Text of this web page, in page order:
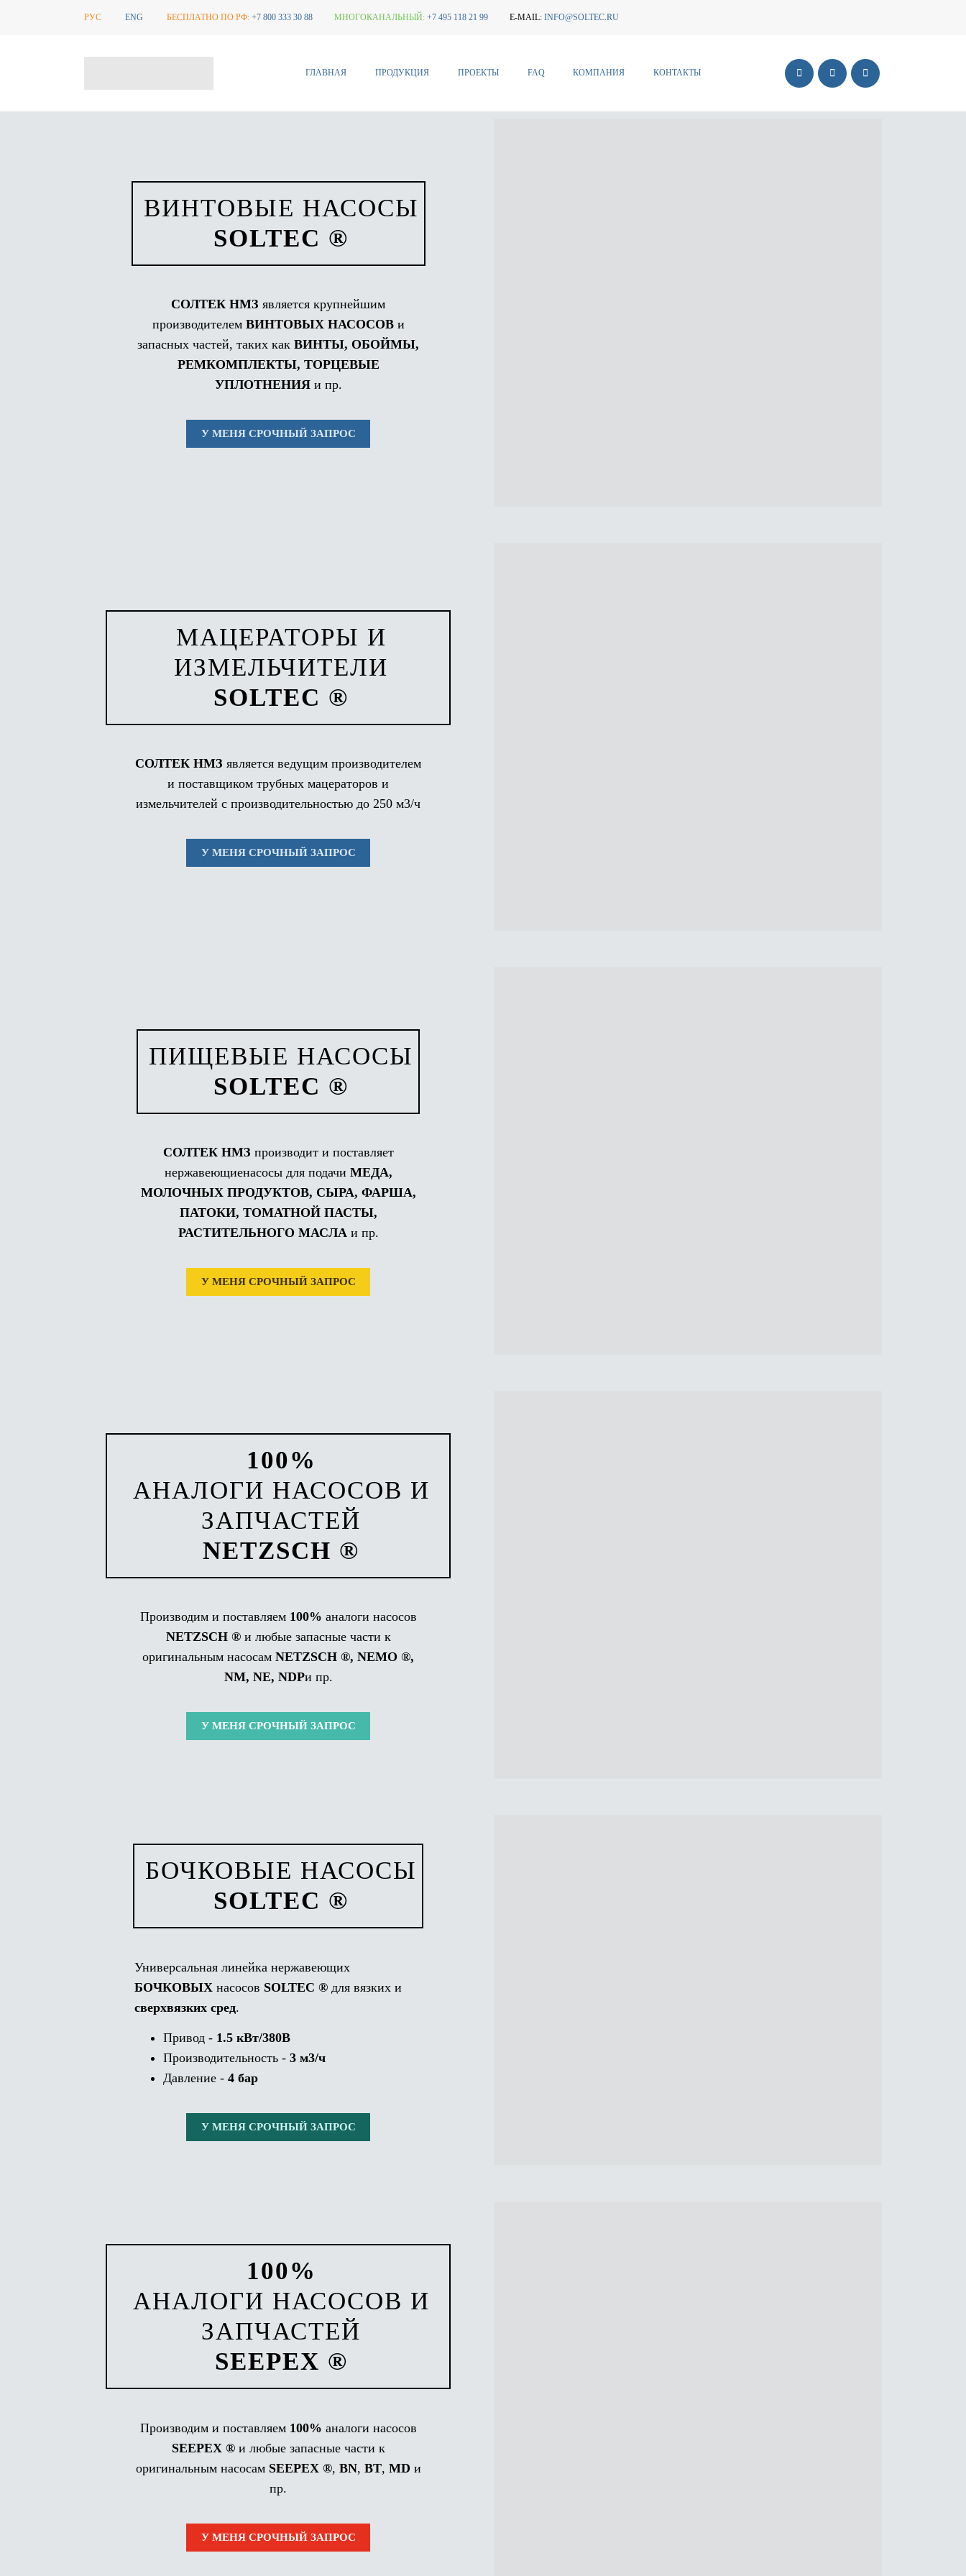
РУC ENG БЕСПЛАТНО ПО РФ: +7 800 333 30 88 МНОГОКАНАЛЬНЫЙ: +7 495 118 21 99 E-MAIL: INFO@SOLTEC.RU
ГЛАВНАЯ ПРОДУКЦИЯ ПРОЕКТЫ FAQ КОМПАНИЯ КОНТАКТЫ
ВИНТОВЫЕ НАСОСЫ
SOLTEC ®
СОЛТЕК НМЗ является крупнейшим
производителем ВИНТОВЫХ НАСОСОВи
запасных частей, таких как ВИНТЫ, ОБОЙМЫ,
РЕМКОМПЛЕКТЫ, ТОРЦЕВЫЕ
УПЛОТНЕНИЯи пр.
У МЕНЯ СРОЧНЫЙ ЗАПРОС
МАЦЕРАТОРЫ И
ИЗМЕЛЬЧИТЕЛИ
SOLTEC ®
СОЛТЕК НМЗ является ведущим производителем
и поставщиком трубных мацераторов и
измельчителей с производительностью до 250 м3/ч
У МЕНЯ СРОЧНЫЙ ЗАПРОС
ПИЩЕВЫЕ НАСОСЫ
SOLTEC ®
СОЛТЕК НМЗ производит и поставляет
нержавеющиенасосы для подачи МЕДА,
МОЛОЧНЫХ ПРОДУКТОВ, СЫРА, ФАРША,
ПАТОКИ, ТОМАТНОЙ ПАСТЫ,
РАСТИТЕЛЬНОГО МАСЛАи пр.
У МЕНЯ СРОЧНЫЙ ЗАПРОС
100%
АНАЛОГИ НАСОСОВ И
ЗАПЧАСТЕЙ
NETZSCH ®
Производим и поставляем 100% аналоги насосов
NETZSCH ®и любые запасные части к
оригинальным насосам NETZSCH ®, NEMO ®,
NM, NE, NDPи пр.
У МЕНЯ СРОЧНЫЙ ЗАПРОС
БОЧКОВЫЕ НАСОСЫ
SOLTEC ®
Универсальная линейка нержавеющих
БОЧКОВЫХ насосов SOLTEC ® для вязких и
сверхвязких сред.
Привод - 1.5 кВт/380В
Производительность - 3 м3/ч
Давление - 4 бар
У МЕНЯ СРОЧНЫЙ ЗАПРОС
100%
АНАЛОГИ НАСОСОВ И
ЗАПЧАСТЕЙ
SEEPEX ®
Производим и поставляем 100% аналоги насосов
SEEPEX ®и любые запасные части к
оригинальным насосам SEEPEX ®, BN, BT, MD и
пр.
У МЕНЯ СРОЧНЫЙ ЗАПРОС